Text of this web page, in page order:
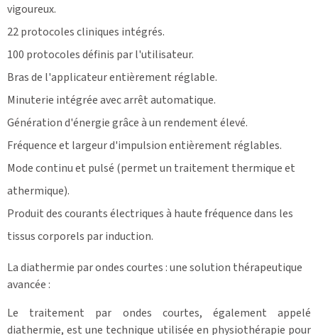
vigoureux.
22 protocoles cliniques intégrés.
100 protocoles définis par l'utilisateur.
Bras de l'applicateur entièrement réglable.
Minuterie intégrée avec arrêt automatique.
Génération d'énergie grâce à un rendement élevé.
Fréquence et largeur d'impulsion entièrement réglables.
Mode continu et pulsé (permet un traitement thermique et
athermique).
Produit des courants électriques à haute fréquence dans les
tissus corporels par induction.
La diathermie par ondes courtes : une solution thérapeutique
avancée :
Le traitement par ondes courtes, également appelé
diathermie, est une technique utilisée en physiothérapie pour